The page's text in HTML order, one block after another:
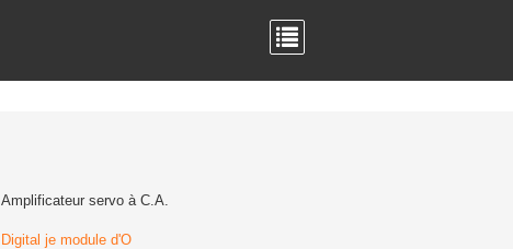
Amplificateur servo à C.A.
Digital je module d'O